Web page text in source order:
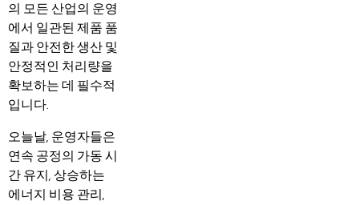
의 모든 산업의 운영
에서 일관된 제품 품
질과 안전한 생산 및
안정적인 처리량을
확보하는 데 필수적
입니다.
오늘날, 운영자들은
연속 공정의 가동 시
간 유지, 상승하는
에너지 비용 관리,